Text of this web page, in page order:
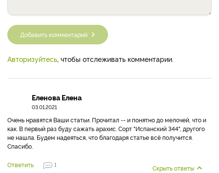
Добавить комментарий
Авторизуйтесь, чтобы отслеживать комментарии.
Еленова Елена
03.01.2021
Очень нравятся Ваши статьи. Прочитал -- и понятно до мелочей, что и
как. В первый раз буду сажать арахис. Сорт "Испанский 344", другого
не нашла. Будем надеяться, что благодаря статье всё получится.
Спасибо.
Ответить 1 Скрыть ответы